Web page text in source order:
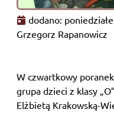
dodano:
Grzegorz Rapanowicz
W czwartkowy
grupa dzieci z klasy
Elżbietą Krakowską-